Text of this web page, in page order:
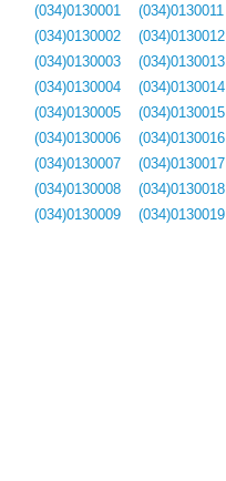
(034)0130001
(034)0130002
(034)0130003
(034)0130004
(034)0130005
(034)0130006
(034)0130007
(034)0130008
(034)0130009
(034)0130011
(034)0130012
(034)0130013
(034)0130014
(034)0130015
(034)0130016
(034)0130017
(034)0130018
(034)0130019